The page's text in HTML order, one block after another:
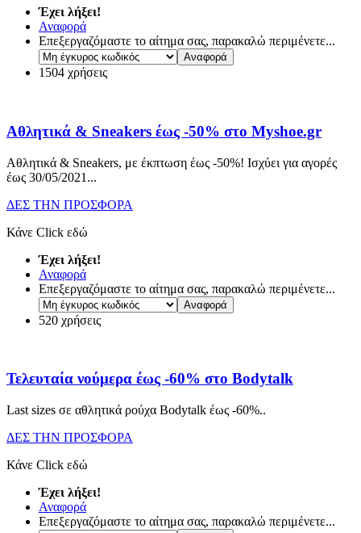
Έχει λήξει!
Αναφορά
Επεξεργαζόμαστε το αίτημα σας, παρακαλώ περιμένετε...
1504 χρήσεις
Αθλητικά & Sneakers έως -50% στο Myshoe.gr
Αθλητικά & Sneakers, με έκπτωση έως -50%! Ισχύει για αγορές
έως 30/05/2021...
ΔΕΣ ΤΗΝ ΠΡΟΣΦΟΡΑ
Κάνε Click εδώ
Έχει λήξει!
Αναφορά
Επεξεργαζόμαστε το αίτημα σας, παρακαλώ περιμένετε...
520 χρήσεις
Τελευταία νούμερα έως -60% στο Bodytalk
Last sizes σε αθλητικά ρούχα Bodytalk έως -60%..
ΔΕΣ ΤΗΝ ΠΡΟΣΦΟΡΑ
Κάνε Click εδώ
Έχει λήξει!
Αναφορά
Επεξεργαζόμαστε το αίτημα σας, παρακαλώ περιμένετε...